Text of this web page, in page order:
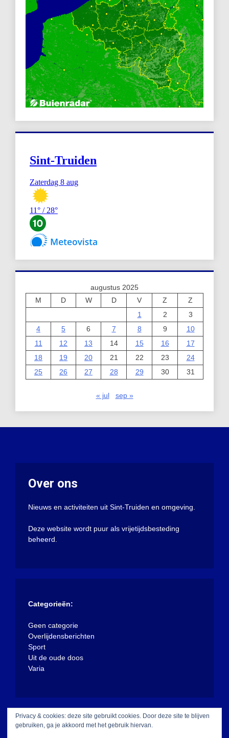
augustus 2025
M
D W D V Z
Z
1
2
3
4
5 6 7 8 9
10
11
12 13 14 15 16
17
18
19 20 21 22 23
24
25
26 27 28 29 30 31
« jul sep »
Over ons
Nieuws en activiteiten uit Sint-Truiden en omgeving.
Deze website wordt puur als vrijetijdsbesteding
beheerd.
Categorieën:
Geen categorie
Overlijdensberichten
Sport
Uit de oude doos
Varia
Privacy & cookies: deze site gebruikt cookies. Door deze site te blijven
gebruiken, ga je akkoord met het gebruik hiervan.